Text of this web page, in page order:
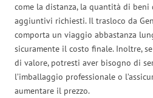
come la distanza, la quantità di beni
aggiuntivi richiesti. Il trasloco da
comporta un viaggio abbastanza
sicuramente il costo finale. Inoltre,
di valore, potresti aver bisogno di
l’imballaggio professionale o
aumentare il prezzo.